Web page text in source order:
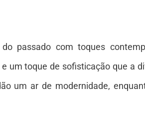
passado com toques
um toque de sofisticação que a
um ar de modernidade,